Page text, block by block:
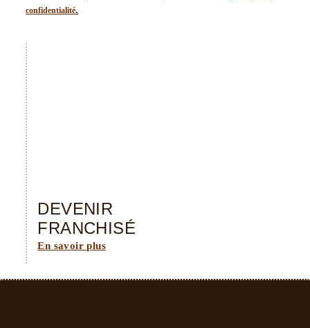
confidentialité.
DEVENIR
FRANCHISÉ
En savoir plus